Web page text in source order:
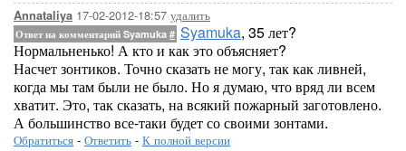
Annataliya 17-02-2012-18:57 удалить
Ответ на комментарий Syamuka # Syamuka, 35 лет?
Нормальненько! А кто и как это объясняет?
Насчет зонтиков. Точно сказать не могу, так как ливней,
когда мы там были не было. Но я думаю, что вряд ли всем
хватит. Это, так сказать, на всякий пожарный заготовлено.
А большинство все-таки будет со своими зонтами.
Обратиться - Ответить - К полной версии